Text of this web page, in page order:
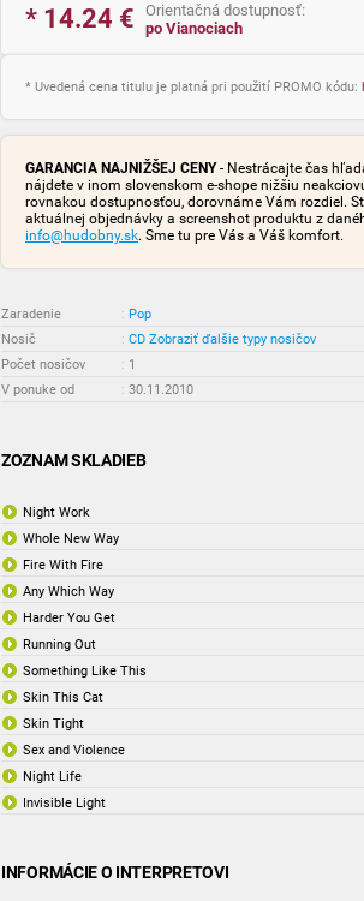
* 14.24 €
Orientačná dostupnosť:
po Vianociach
* Uvedená cena titulu je platná pri použití PROMO kódu:
GARANCIA NAJNIŽŠEJ CENY- Nestrácajte čas
nájdete v inom slovenskom e-shope nižšiu
rovnakou dostupnosťou, dorovnáme Vám rozdiel.
aktuálnej objednávky a screenshot produktu z
info@hudobny.sk. Sme tu pre Vás a Váš komfort.
Zaradenie : Pop
Nosič
: CD Zobraziť ďalšie typy nosičov
Počet nosičov
: 1
V ponuke od
: 30.11.2010
ZOZNAM SKLADIEB
Night Work
Whole New Way
Fire With Fire
Any Which Way
Harder You Get
Running Out
Something Like This
Skin This Cat
Skin Tight
Sex and Violence
Night Life
Invisible Light
INFORMÁCIE O INTERPRETOVI